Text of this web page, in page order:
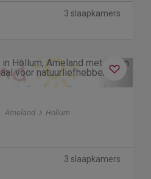
3 slaapkamers
Next
Ameland Hollum
3 slaapkamers